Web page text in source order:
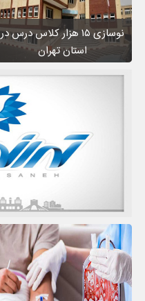
نوسازی ۱۵ هزار کلاس درس در
استان تهران